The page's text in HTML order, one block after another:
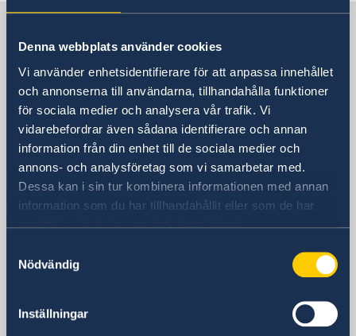
Denna webbplats använder cookies
Vi använder enhetsidentifierare för att anpassa innehållet
och annonserna till användarna, tillhandahålla funktioner
för sociala medier och analysera vår trafik. Vi
vidarebefordrar även sådana identifierare och annan
information från din enhet till de sociala medier och
annons- och analysföretag som vi samarbetar med.
Dessa kan i sin tur kombinera informationen med annan
information som du har tillhandahållit eller som de har
samlat in när du har använt deras tjänster.
Nödvändig
Inställningar
Über uns
Über das Botschaftsgebäude
Offene Stellen
Datenschutzerklärung (GDPR)
Aktuelles
Antrag eines Reisepasses und Personalausweises
Nachrichten
EU-Erklärung der schwedischen Regierung 2023
Konsularische Besuche in der schwedischen
Botschaft
Information über die schwedischen
Honorarkonsul*inen in Österreich
Graz - Gerald Babel-Sutter
Innsbruck - Johannes Marsoner
Klagenfurt - Herta Stockbauer
Linz - Elke Riemenschneider
Salzburg - Martina Schlegel-Lanz
Schwedische Botschaft
BESUCHSADRESSE
Liechtensteinstrasse 51
1090 Wien
Österreich
Postanschrift
Schwedische Botschaft
Liechtensteinstrasse 51
Österreich
+43 1-217 530